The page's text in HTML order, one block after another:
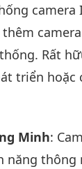
camera
Rất
triển hoặc
Minh:
năng